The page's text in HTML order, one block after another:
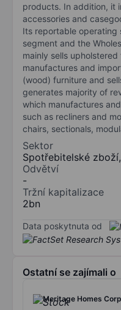
products. In addition, it
accessories and
Its reportable operating
segment and the
mainly sells
manufactures and
(wood) furniture and
generates majority of
which manufactures
such as recliners and
chairs, sectionals,
Sektor
Spotřebitelské
Odvětví
-
Tržní kapitalizace
2bn
Data poskytnuta od
Ostatní se zajímali o
Meritage Homes